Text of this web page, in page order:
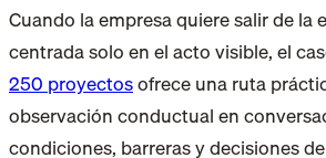
Cuando la empresa quiere salir de la
centrada solo en el acto visible, el
250 proyectosofrece una ruta
observación conductual en
condiciones, barreras y decisiones